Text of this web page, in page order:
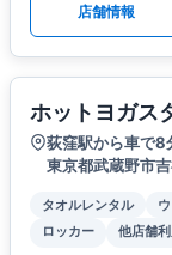
店舗情報
ホットヨガス
荻窪駅から車で8
東京都武蔵野市
タオルレンタル
ロッカー
他店舗利